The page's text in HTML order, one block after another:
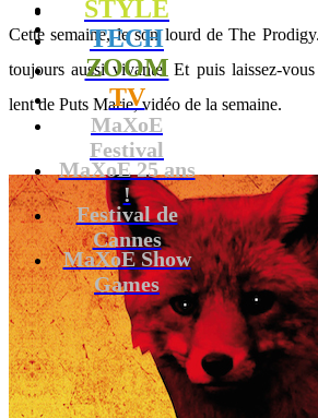
STYLE
TECH
ZOOM
TV
MaXoE
Festival
MaXoE 25 ans
!
Festival de
Cannes
MaXoE Show
Games
Cette semaine, le son lourd de The
toujours aussi vivante. Et puis laissez-
lent de Puts Marie, vidéo de la semaine.